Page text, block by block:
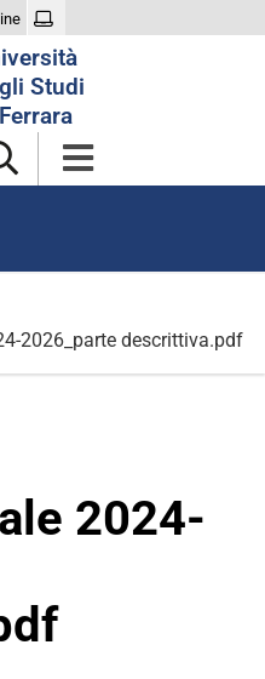
Studi
2026_parte descrittiva.pdf
2024-